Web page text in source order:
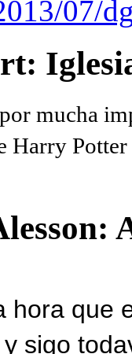
07/
mucha
Harry
hora que
sigo